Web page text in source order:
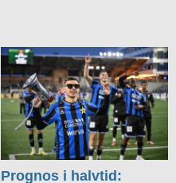
Prognos i halvtid: